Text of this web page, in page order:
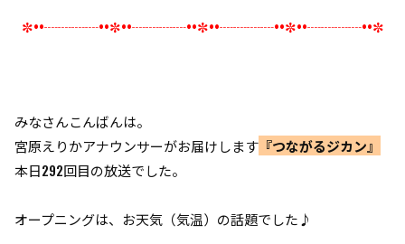
✼••┈┈┈┈••✼••┈┈┈┈••✼••┈┈┈┈••✼••┈┈┈┈••✼
みなさんこんばんは。
宮原えりかアナウンサーがお届けします 『つながるジカン』
本日292回目の放送でした。
オープニングは、お天気（気温） の話題でした♪